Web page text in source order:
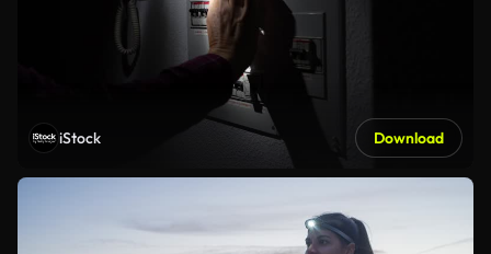
iStock Download